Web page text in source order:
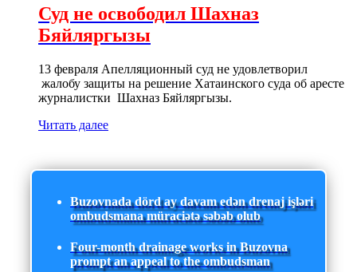
Суд не освободил Шахназ
Бяйляргызы
13 февраля Апелляционный суд не удовлетворил
жалобу защиты на решение Хатаинского суда об аресте
журналистки Шахназ Бяйляргызы.
Читать далее
Buzovnada dörd ay davam edən drenaj işləri
ombudsmana müraciətə səbəb olub
Four-month drainage works in Buzovna
prompt an appeal to the ombudsman